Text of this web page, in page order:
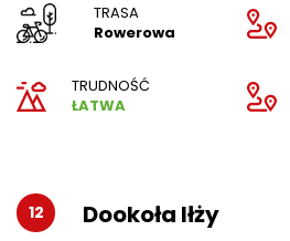
TRASA
Rowerowa
TRUDNOŚĆ
ŁATWA
12 Dookoła Iłży